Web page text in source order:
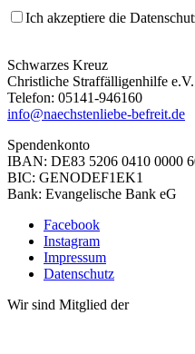
Ich akzeptiere die
Schwarzes Kreuz
Christliche Straffälligenhilfe e.V.
Telefon: 05141-946160
info@naechstenliebe-befreit.de
Spendenkonto
IBAN: DE83 5206 0410 0000
BIC: GENODEF1EK1
Bank: Evangelische Bank eG
Facebook
Instagram
Impressum
Datenschutz
Wir sind Mitglied der